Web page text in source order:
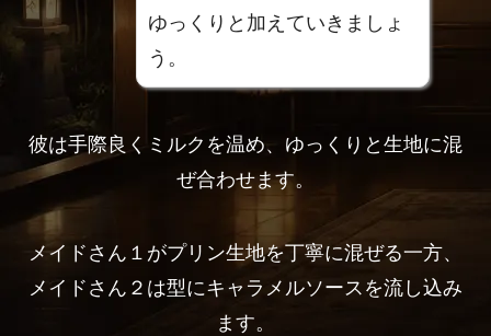
ゆっくりと加えていきましょ
う。
彼は手際良くミルクを温め、ゆっくりと生地に混
ぜ合わせます。
メイドさん１がプリン生地を丁寧に混ぜる一方、
メイドさん２は型にキャラメルソースを流し込み
ます。